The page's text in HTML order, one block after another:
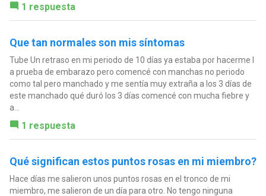
1 respuesta
Que tan normales son mis síntomas
Tube Un retraso en mi periodo de 10 días ya estaba por hacerme I
a prueba de embarazo pero comencé con manchas no periodo
como tal pero manchado y me sentía muy extraña a los 3 días de
este manchado qué duró los 3 días comencé con mucha fiebre y
a...
1 respuesta
Qué significan estos puntos rosas en mi miembro?
Hace días me salieron unos puntos rosas en el tronco de mi
miembro, me salieron de un día para otro. No tengo ninguna